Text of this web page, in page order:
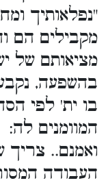
"נפלאותיך
מקבילים הם
מציאותם של
בהשפעה,
בו ית' לפי
המוומנים לה:
ואמנם.. צריך
העבודה